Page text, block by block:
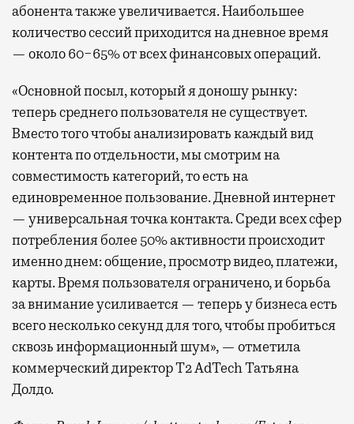
абонента также увеличивается. Наибольшее
количество сессий приходится на дневное время
— около 60−65% от всех финансовых операций.
«Основной посыл, который я доношу рынку:
теперь среднего пользователя не существует.
Вместо того чтобы анализировать каждый вид
контента по отдельности, мы смотрим на
совместимость категорий, то есть на
единовременное пользование. Дневной интернет
— универсальная точка контакта. Среди всех сфер
потребления более 50% активности происходит
именно днем: общение, просмотр видео, платежи,
карты. Время пользователя ограничено, и борьба
за внимание усиливается — теперь у бизнеса есть
всего несколько секунд для того, чтобы пробиться
сквозь информационный шум», — отметила
коммерческий директор Т2 AdTech Татьяна
Долдо.